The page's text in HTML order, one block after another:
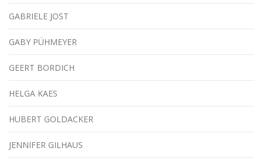
GABRIELE JOST
GABY PÜHMEYER
GEERT BORDICH
HELGA KAES
HUBERT GOLDACKER
JENNIFER GILHAUS